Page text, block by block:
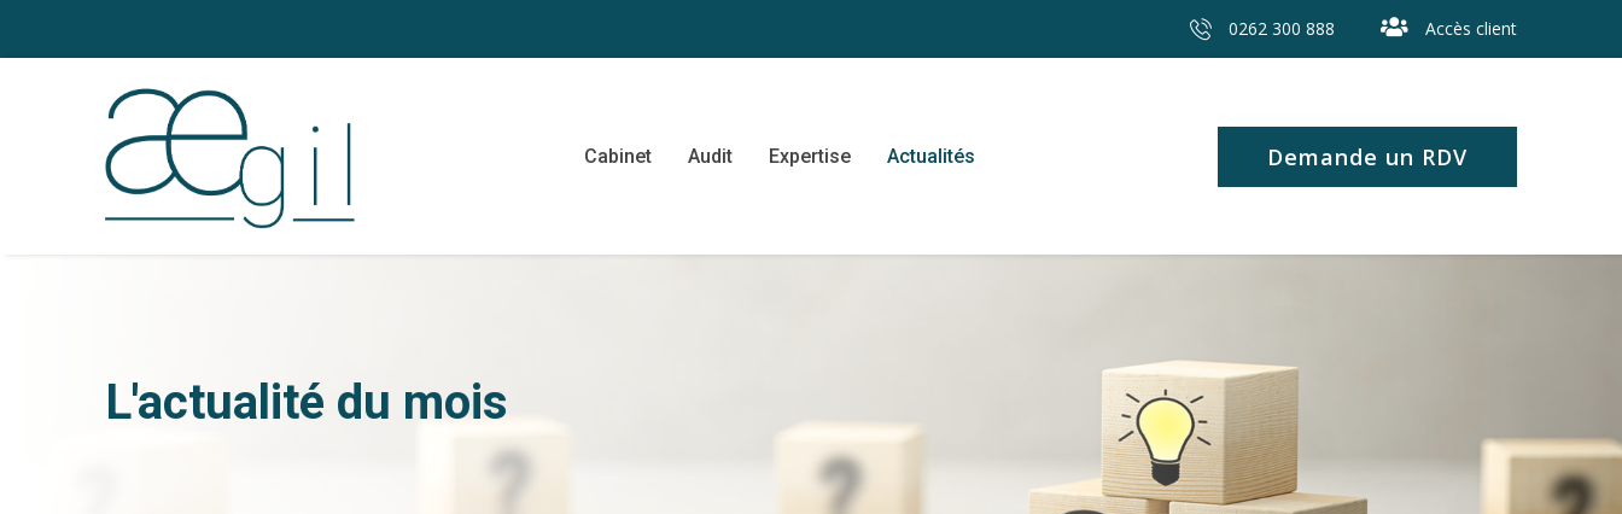
0262 300 888 Accès client
Cabinet Audit Expertise Actualités Demande un RDV
L'actualité du mois